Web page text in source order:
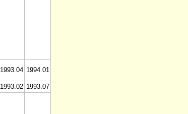
1993.04 1994.01
1993.02 1993.07